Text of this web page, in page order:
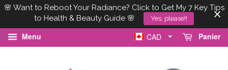
🌸 Want to Reboot Your Radiance? Click to Get My 7 Key Tips
to Health & Beauty Guide 🌸
Yes, please!!
Menu Panier
CAD